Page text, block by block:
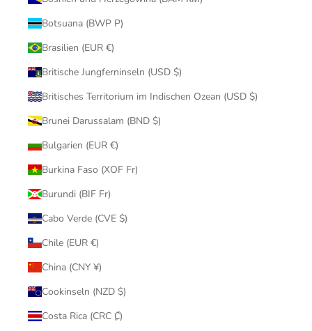
Botsuana (BWP P)
Brasilien (EUR €)
Britische Jungferninseln (USD $)
Britisches Territorium im Indischen Ozean (USD $)
Brunei Darussalam (BND $)
Bulgarien (EUR €)
Burkina Faso (XOF Fr)
Burundi (BIF Fr)
Cabo Verde (CVE $)
Chile (EUR €)
China (CNY ¥)
Cookinseln (NZD $)
Costa Rica (CRC ₡)